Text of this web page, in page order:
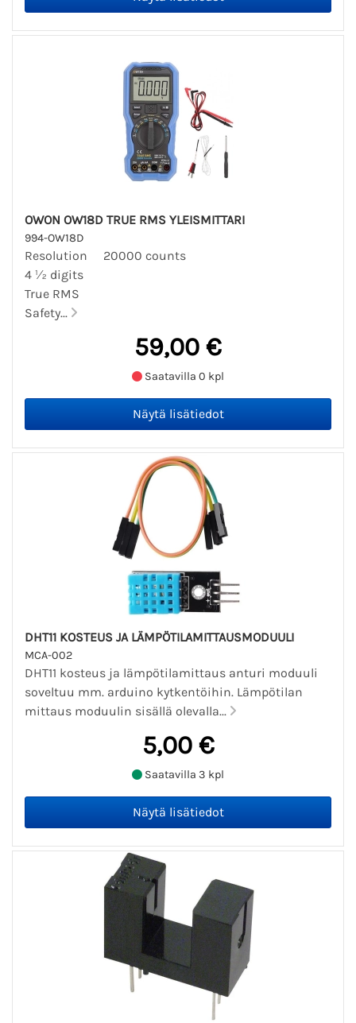
OWON OW18D TRUE RMS YLEISMITTARI
994-OW18D
Resolution 20000 counts
4 ½ digits
True RMS
Safety...
59,00 €
Saatavilla 0 kpl
DHT11 KOSTEUS JA LÄMPÖTILAMITTAUSMODUULI
MCA-002
DHT11 kosteus ja lämpötilamittaus anturi moduuli
soveltuu mm. arduino kytkentöihin. Lämpötilan
mittaus moduulin sisällä olevalla...
5,00 €
Saatavilla 3 kpl